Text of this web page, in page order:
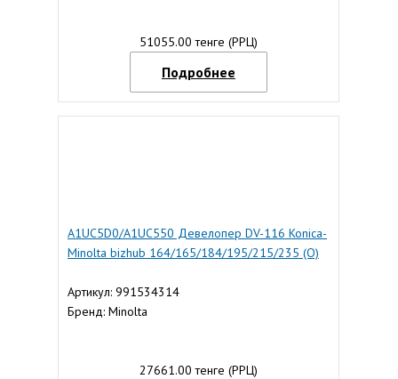
51055.00 тенге (РРЦ)
Подробнее
A1UC5D0/A1UC550 Девелопер DV-116 Konica-
Minolta bizhub 164/165/184/195/215/235 (O)
Артикул: 991534314
Бренд: Minolta
27661.00 тенге (РРЦ)